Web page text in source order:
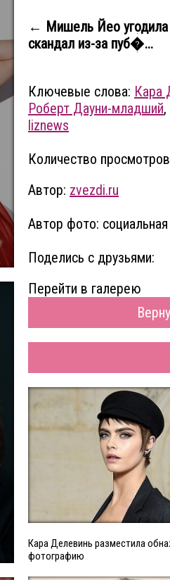
← Мишель Йео
скандал из-за пуб�...
Ключевые слова: Кара
Роберт Дауни-младший,
liznews
Количество
Автор: zvezdi.ru
Автор фото: социальная
Поделись с друзьями:
Перейти в галерею
Кара Делевинь разместила
фотографию